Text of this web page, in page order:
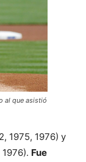
al que asistió
1975, 1976) y
Fue